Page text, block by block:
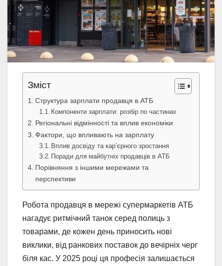
Зміст
Структура зарплати продавця в АТБ
Компоненти зарплати: розбір по частинах
Регіональні відмінності та вплив економіки
Фактори, що впливають на зарплату
Вплив досвіду та кар’єрного зростання
Поради для майбутніх продавців в АТБ
Порівняння з іншими мережами та
перспективи
Робота продавця в мережі супермаркетів АТБ
нагадує ритмічний танок серед полиць з
товарами, де кожен день приносить нові
виклики, від ранкових поставок до вечірніх черг
біля кас. У 2025 році ця професія залишається